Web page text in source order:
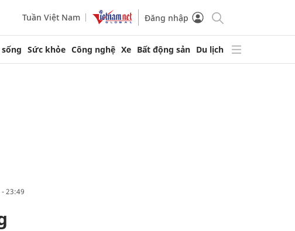
Tuần Việt Nam Đăng nhập
Sức khỏe Công nghệ Xe Bất động sản Du lịch
23:49